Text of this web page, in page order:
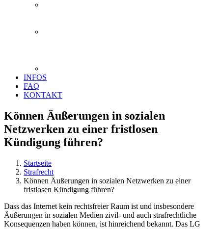
INFOS
FAQ
KONTAKT
Können Äußerungen in sozialen
Netzwerken zu einer fristlosen
Kündigung führen?
Startseite
Strafrecht
Können Äußerungen in sozialen Netzwerken zu einer
fristlosen Kündigung führen?
Dass das Internet kein rechtsfreier Raum ist und insbesondere
Äußerungen in sozialen Medien zivil- und auch strafrechtliche
Konsequenzen haben können, ist hinreichend bekannt. Das LG